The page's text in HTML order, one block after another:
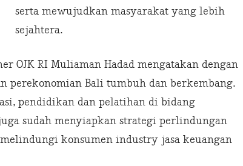
serta mewujudkan masyarakat yang lebih
sejahtera.
OJK RI Muliaman Hadad mengatakan dengan
perekonomian Bali tumbuh dan berkembang.
pendidikan dan pelatihan di bidang
sudah menyiapkan strategi perlindungan
konsumen industry jasa keuangan